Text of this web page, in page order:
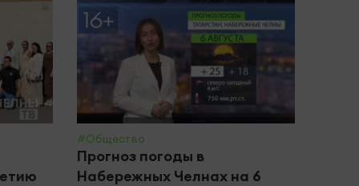
#Общество
Прогноз погоды в
Набережных Челнах на 6